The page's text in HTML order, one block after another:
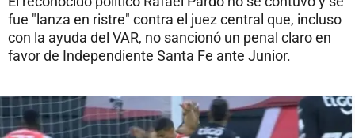
fue "lanza en ristre" contra el juez central que, incluso
con la ayuda del VAR, no sancionó un penal claro en
favor de Independiente Santa Fe ante Junior.